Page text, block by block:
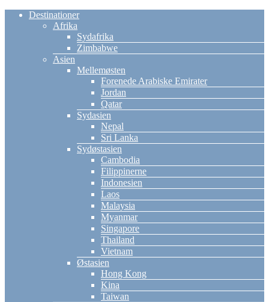
Destinationer
Afrika
Sydafrika
Zimbabwe
Asien
Mellemøsten
Forenede Arabiske Emirater
Jordan
Qatar
Sydasien
Nepal
Sri Lanka
Sydøstasien
Cambodia
Filippinerne
Indonesien
Laos
Malaysia
Myanmar
Singapore
Thailand
Vietnam
Østasien
Hong Kong
Kina
Taiwan